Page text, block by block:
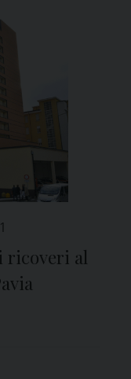
ricoveri al